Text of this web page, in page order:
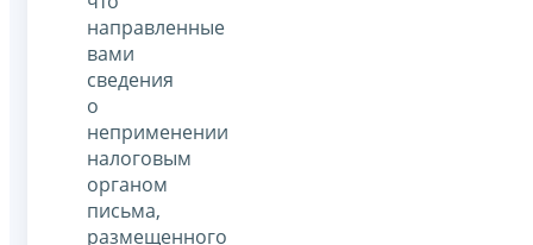
направленные
вами
сведения
о
неприменении
налоговым
органом
письма,
размещенного